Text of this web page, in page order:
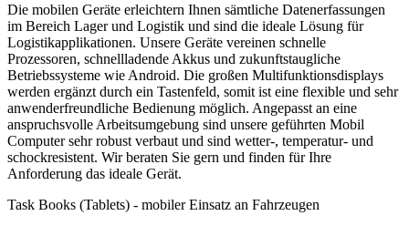
Die mobilen Geräte erleichtern Ihnen sämtliche Datenerfassungen
im Bereich Lager und Logistik und sind die ideale Lösung für
Logistikapplikationen. Unsere Geräte vereinen schnelle
Prozessoren, schnellladende Akkus und zukunftstaugliche
Betriebssysteme wie Android. Die großen Multifunktionsdisplays
werden ergänzt durch ein Tastenfeld, somit ist eine flexible und sehr
anwenderfreundliche Bedienung möglich. Angepasst an eine
anspruchsvolle Arbeitsumgebung sind unsere geführten Mobil
Computer sehr robust verbaut und sind wetter-, temperatur- und
schockresistent. Wir beraten Sie gern und finden für Ihre
Anforderung das ideale Gerät.
Task Books (Tablets) - mobiler Einsatz an Fahrzeugen